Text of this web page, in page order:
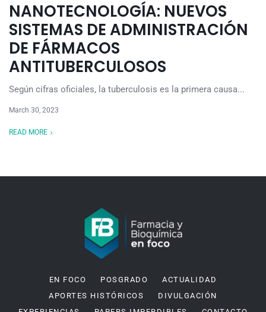
NANOTECNOLOGÍA: NUEVOS
SISTEMAS DE ADMINISTRACIÓN
DE FÁRMACOS
ANTITUBERCULOSOS
Según cifras oficiales, la tuberculosis es la primera causa...
March 30, 2023
READ MORE
EN FOCO POSGRADO
ACTUALIDAD
APORTES HISTÓRICOS
DIVULGACIÓN